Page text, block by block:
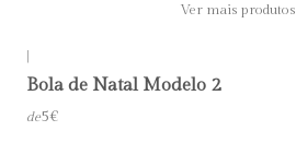
Ver mais produtos
Bola de Natal Modelo 2
de5€